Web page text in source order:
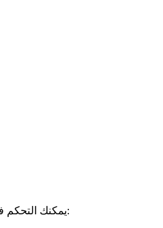
يمكنك التحكم في ملفات الارتباط و/أو حذفها من خلال إعدادات متصفحك: